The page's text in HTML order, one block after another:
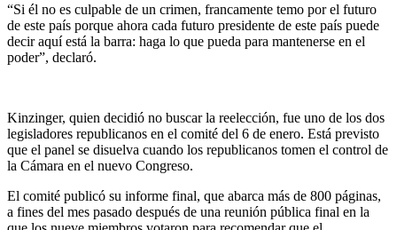
“Si él no es culpable de un crimen, francamente temo por el futuro
de este país porque ahora cada futuro presidente de este país puede
decir aquí está la barra: haga lo que pueda para mantenerse en el
poder”, declaró.
Kinzinger, quien decidió no buscar la reelección, fue uno de los dos
legisladores republicanos en el comité del 6 de enero. Está previsto
que el panel se disuelva cuando los republicanos tomen el control de
la Cámara en el nuevo Congreso.
El comité publicó su informe final, que abarca más de 800 páginas,
a fines del mes pasado después de una reunión pública final en la